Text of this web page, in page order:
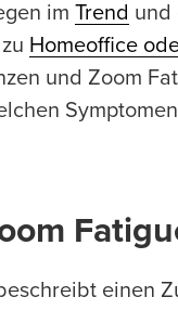
im Trend und
Homeoffice
und Zoom
einen